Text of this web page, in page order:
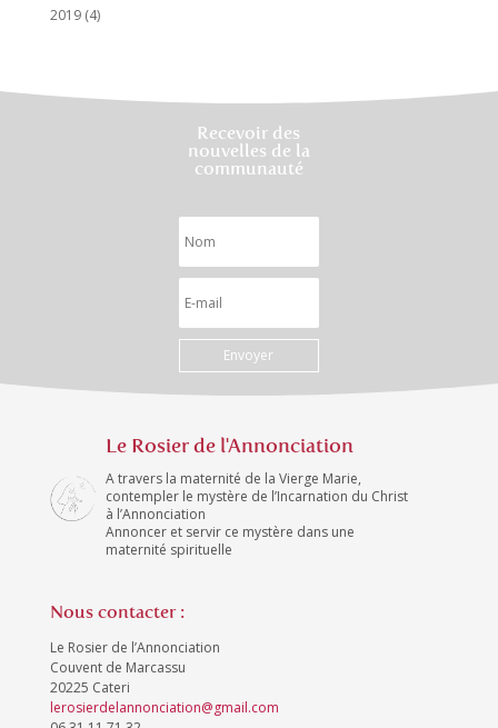
2019(4)
Recevoir des
nouvelles de la
communauté
Envoyer
Le Rosier de l'Annonciation
A travers la maternité de la Vierge Marie,
contempler le mystère de l’Incarnation du Christ
à l’Annonciation
Annoncer et servir ce mystère dans une
maternité spirituelle
Nous contacter :
Le Rosier de l’Annonciation
Couvent de Marcassu
20225 Cateri
lerosierdelannonciation@gmail.com